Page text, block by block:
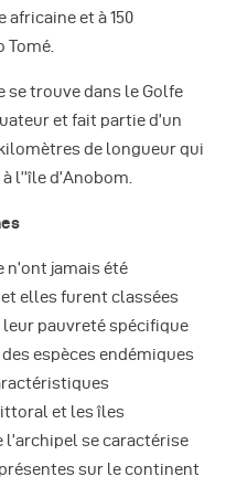
et à 150
se trouve dans le Golfe
et fait partie d’un
de longueur qui
l’’île d’Anobom.
n’ont jamais été
elles furent classées
pauvreté spécifique
espèces endémiques
et les îles
se caractérise
sur le continent